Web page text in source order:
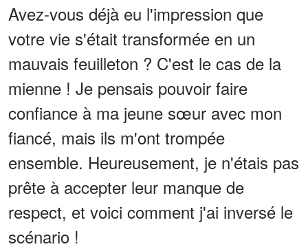
Avez-vous déjà eu l'impression que
votre vie s'était transformée en un
mauvais feuilleton ? C'est le cas de la
mienne ! Je pensais pouvoir faire
confiance à ma jeune sœur avec mon
fiancé, mais ils m'ont trompée
ensemble. Heureusement, je n'étais pas
prête à accepter leur manque de
respect, et voici comment j'ai inversé le
scénario !